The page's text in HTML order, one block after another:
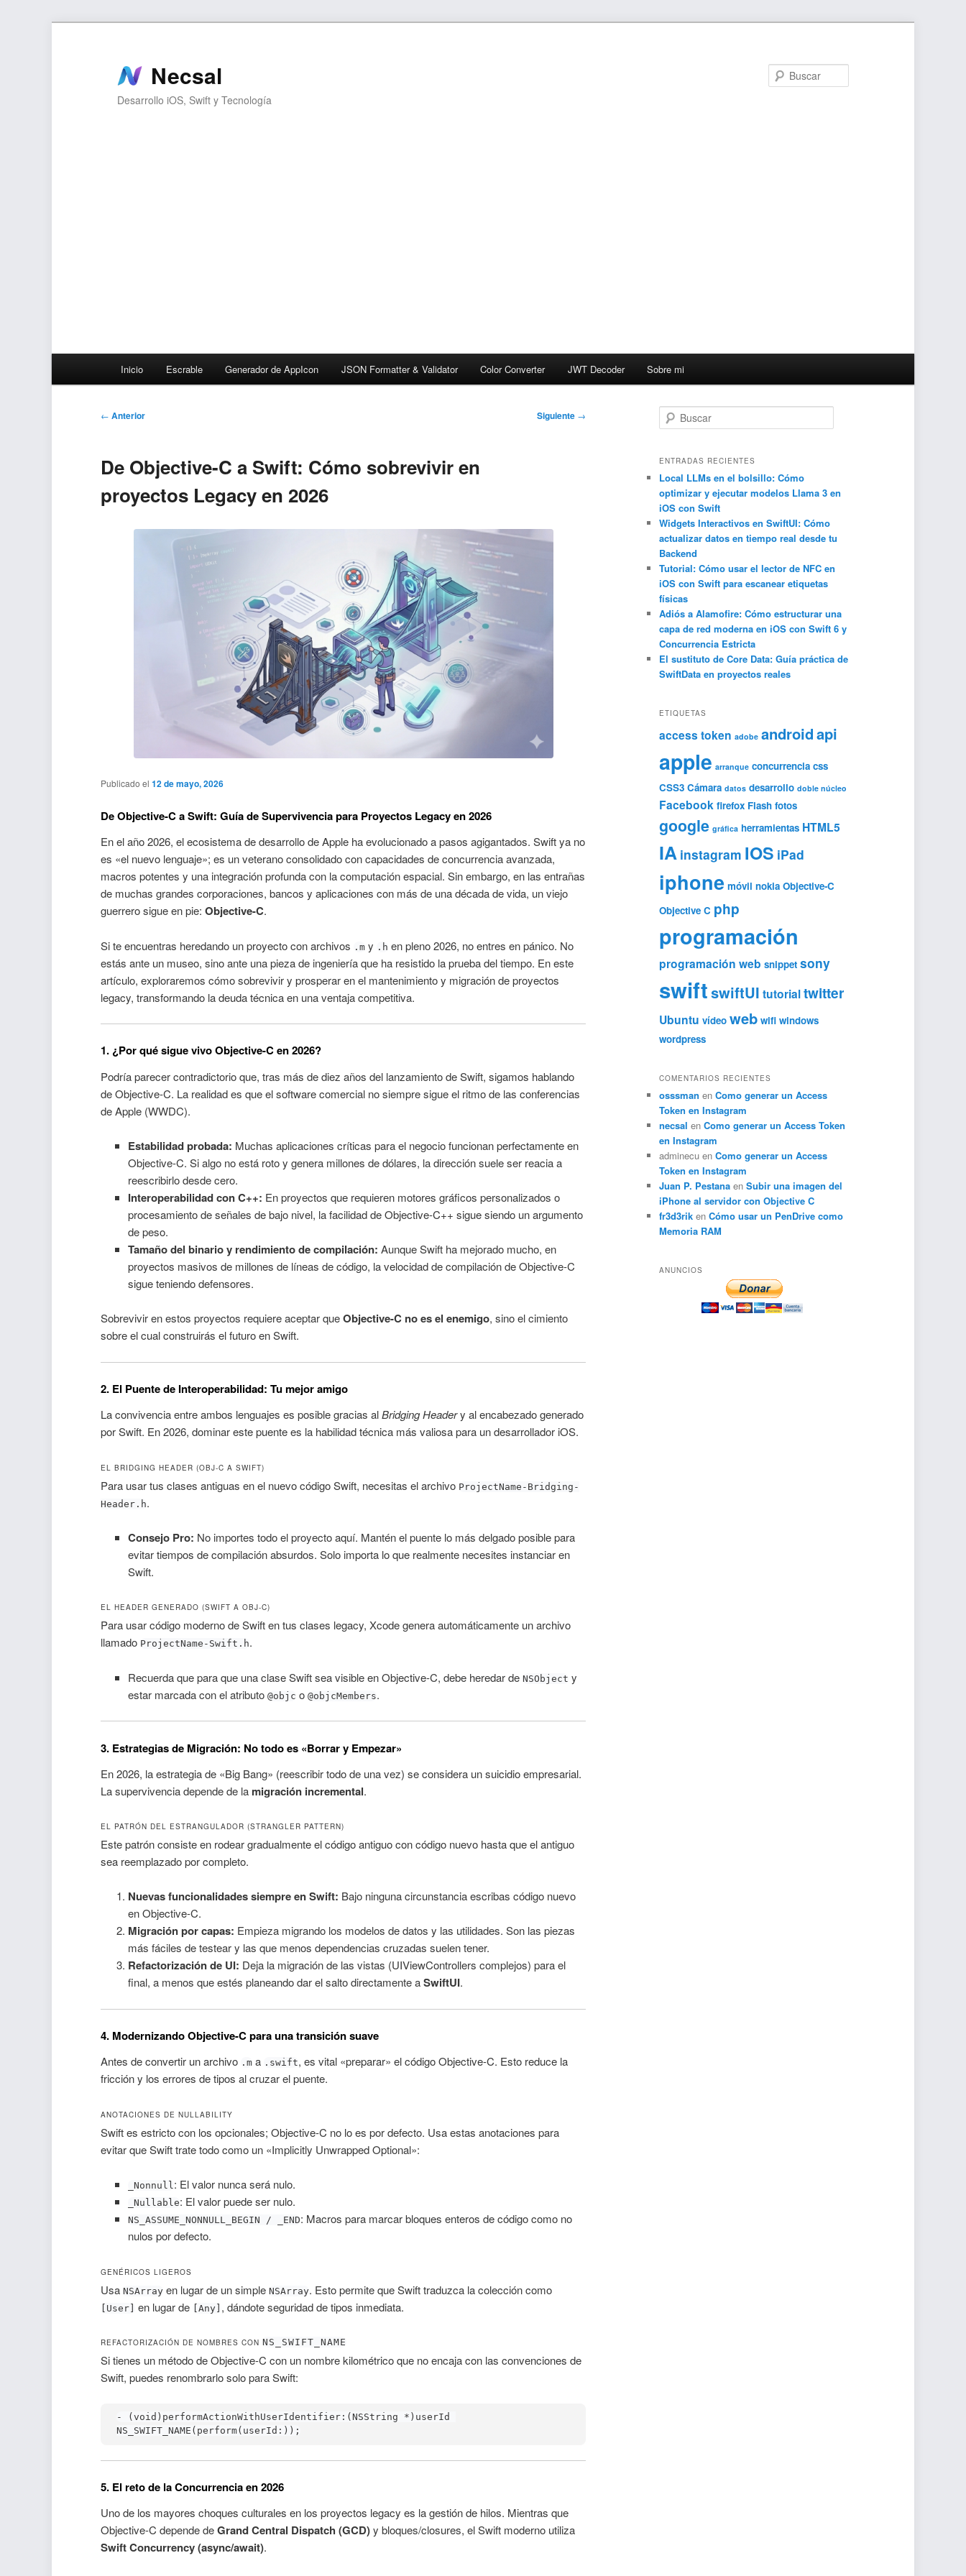
Necsal
Desarrollo iOS, Swift y Tecnología
Inicio Escrable Generador de AppIcon JSON Formatter & Validator Color Converter JWT Decoder Sobre mi
Navegación
← Anterior Siguiente →
De Objective-C a Swift: Cómo sobrevivir en
proyectos Legacy en 2026
Publicado el12 de mayo, 2026
De Objective-C a Swift: Guía de Supervivencia para Proyectos Legacy en 2026
En el año 2026, el ecosistema de desarrollo de Apple ha evolucionado a pasos agigantados. Swift ya no
es «el nuevo lenguaje»; es un veterano consolidado con capacidades de concurrencia avanzada,
macros potentes y una integración profunda con la computación espacial. Sin embargo, en las entrañas
de muchas grandes corporaciones, bancos y aplicaciones con más de una década de vida, un viejo
guerrero sigue en pie:Objective-C.
Si te encuentras heredando un proyecto con archivos .m y .h en pleno 2026, no entres en pánico. No
estás ante un museo, sino ante una pieza de ingeniería que ha resistido la prueba del tiempo. En este
artículo, exploraremos cómo sobrevivir y prosperar en el mantenimiento y migración de proyectos
legacy, transformando la deuda técnica en una ventaja competitiva.
1. ¿Por qué sigue vivo Objective-C en 2026?
Podría parecer contradictorio que, tras más de diez años del lanzamiento de Swift, sigamos hablando
de Objective-C. La realidad es que el software comercial no siempre sigue el ritmo de las conferencias
de Apple (WWDC).
Estabilidad probada: Muchas aplicaciones críticas para el negocio funcionan perfectamente en
Objective-C. Si algo no está roto y genera millones de dólares, la dirección suele ser reacia a
reescribirlo desde cero.
Interoperabilidad con C++: En proyectos que requieren motores gráficos personalizados o
procesamiento de señales de bajo nivel, la facilidad de Objective-C++ sigue siendo un argumento
de peso.
Tamaño del binario y rendimiento de compilación: Aunque Swift ha mejorado mucho, en
proyectos masivos de millones de líneas de código, la velocidad de compilación de Objective-C
sigue teniendo defensores.
Sobrevivir en estos proyectos requiere aceptar queObjective-C no es el enemigo, sino el cimiento
sobre el cual construirás el futuro en Swift.
2. El Puente de Interoperabilidad: Tu mejor amigo
La convivencia entre ambos lenguajes es posible gracias alBridging Headery al encabezado generado
por Swift. En 2026, dominar este puente es la habilidad técnica más valiosa para un desarrollador iOS.
EL BRIDGING HEADER (OBJ-C A SWIFT)
Para usar tus clases antiguas en el nuevo código Swift, necesitas el archivo ProjectName-Bridging-
Header.h.
Consejo Pro: No importes todo el proyecto aquí. Mantén el puente lo más delgado posible para
evitar tiempos de compilación absurdos. Solo importa lo que realmente necesites instanciar en
Swift.
EL HEADER GENERADO (SWIFT A OBJ-C)
Para usar código moderno de Swift en tus clases legacy, Xcode genera automáticamente un archivo
llamado ProjectName-Swift.h.
Recuerda que para que una clase Swift sea visible en Objective-C, debe heredar de NSObject y
estar marcada con el atributo @objc o @objcMembers.
3. Estrategias de Migración: No todo es «Borrar y Empezar»
En 2026, la estrategia de «Big Bang» (reescribir todo de una vez) se considera un suicidio empresarial.
La supervivencia depende de la migración incremental.
EL PATRÓN DEL ESTRANGULADOR (STRANGLER PATTERN)
Este patrón consiste en rodear gradualmente el código antiguo con código nuevo hasta que el antiguo
sea reemplazado por completo.
Nuevas funcionalidades siempre en Swift: Bajo ninguna circunstancia escribas código nuevo
en Objective-C.
Migración por capas: Empieza migrando los modelos de datos y las utilidades. Son las piezas
más fáciles de testear y las que menos dependencias cruzadas suelen tener.
Refactorización de UI: Deja la migración de las vistas (UIViewControllers complejos) para el
final, a menos que estés planeando dar el salto directamente aSwiftUI.
4. Modernizando Objective-C para una transición suave
Antes de convertir un archivo .m a .swift, es vital «preparar» el código Objective-C. Esto reduce la
fricción y los errores de tipos al cruzar el puente.
ANOTACIONES DE NULLABILITY
Swift es estricto con los opcionales; Objective-C no lo es por defecto. Usa estas anotaciones para
evitar que Swift trate todo como un «Implicitly Unwrapped Optional»:
_Nonnull: El valor nunca será nulo.
_Nullable: El valor puede ser nulo.
NS_ASSUME_NONNULL_BEGIN / _END: Macros para marcar bloques enteros de código como no
nulos por defecto.
GENÉRICOS LIGEROS
UsaNSArray en lugar de un simpleNSArray. Esto permite que Swift traduzca la colección como
[User] en lugar de [Any] , dándote seguridad de tipos inmediata.
REFACTORIZACIÓN DE NOMBRES CONNS_SWIFT_NAME
Si tienes un método de Objective-C con un nombre kilométrico que no encaja con las convenciones de
Swift, puedes renombrarlo solo para Swift:
- (void)performActionWithUserIdentifier:(NSString *)userId
NS_SWIFT_NAME(perform(userId:));
5. El reto de la Concurrencia en 2026
Uno de los mayores choques culturales en los proyectos legacy es la gestión de hilos. Mientras que
Objective-C depende deGrand Central Dispatch (GCD)y bloques/closures, el Swift moderno utiliza
Swift Concurrency (async/await).
u
c
a
r
ENTRADAS RECIENTES
Local LLMs en el bolsillo: Cómo
optimizar y ejecutar modelos Llama 3 en
iOS con Swift
Widgets Interactivos en SwiftUI: Cómo
actualizar datos en tiempo real desde tu
Backend
Tutorial: Cómo usar el lector de NFC en
iOS con Swift para escanear etiquetas
físicas
Adiós a Alamofire: Cómo estructurar una
capa de red moderna en iOS con Swift 6 y
Concurrencia Estricta
El sustituto de Core Data: Guía práctica de
SwiftData en proyectos reales
ETIQUETAS
access token adobe androidapi
apple arranque concurrencia css
CSS3 Cámara datos desarrollo doble núcleo
Facebook firefox Flash fotos
google gráfica herramientas HTML5
IA instagram IOS iPad
iphone móvil nokia Objective-C
Objective C php
programación
programación web snippet sony
swiftswiftUI tutorialtwitter
Ubuntu vídeo web wifi windows
wordpress
COMENTARIOS RECIENTES
osssman en Como generar un Access
Token en Instagram
necsal en Como generar un Access Token
en Instagram
adminecuen Como generar un Access
Token en Instagram
Juan P. Pestanaen Subir una imagen del
iPhone al servidor con Objective C
fr3d3riken Cómo usar un PenDrive como
Memoria RAM
ANUNCIOS